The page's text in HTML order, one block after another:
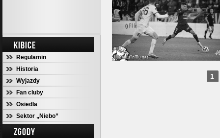
KIBICE
Regulamin
Historia
Wyjazdy
Fan cluby
Osiedla
Sektor „Niebo”
ZGODY
1